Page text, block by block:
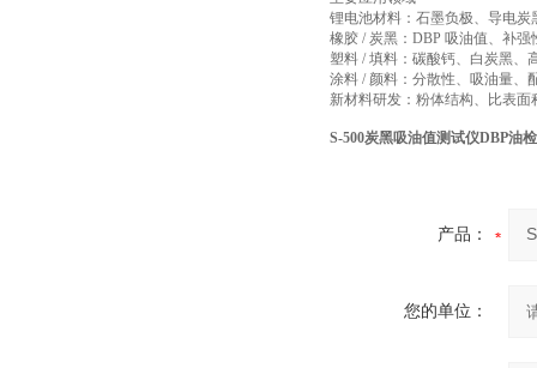
锂电池材料：石墨负极、导电
橡胶 / 炭黑：DBP 吸油值、补强
塑料 / 填料：碳酸钙、白炭黑、
涂料 / 颜料：分散性、吸油量、
新材料研发：粉体结构、比表
S-500炭黑吸油值测试仪DBP油
产品：
您的单位：